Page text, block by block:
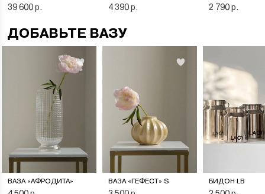
39 600 р. 4 390 р. 2 790 р.
ДОБАВЬТЕ ВАЗУ
ВАЗА «АФРОДИТА» ВАЗА «ГЕФЕСТ» S БИДОН LB